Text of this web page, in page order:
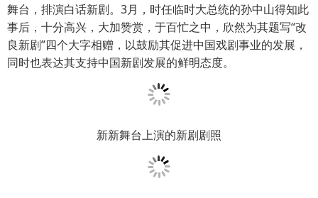
舞台，排演白话新剧。3月，时任临时大总统的孙中山得知此
事后，十分高兴，大加赞赏，于百忙之中，欣然为其题写“改
良新剧”四个大字相赠，以鼓励其促进中国戏剧事业的发展，
同时也表达其支持中国新剧发展的鲜明态度。
新新舞台上演的新剧剧照